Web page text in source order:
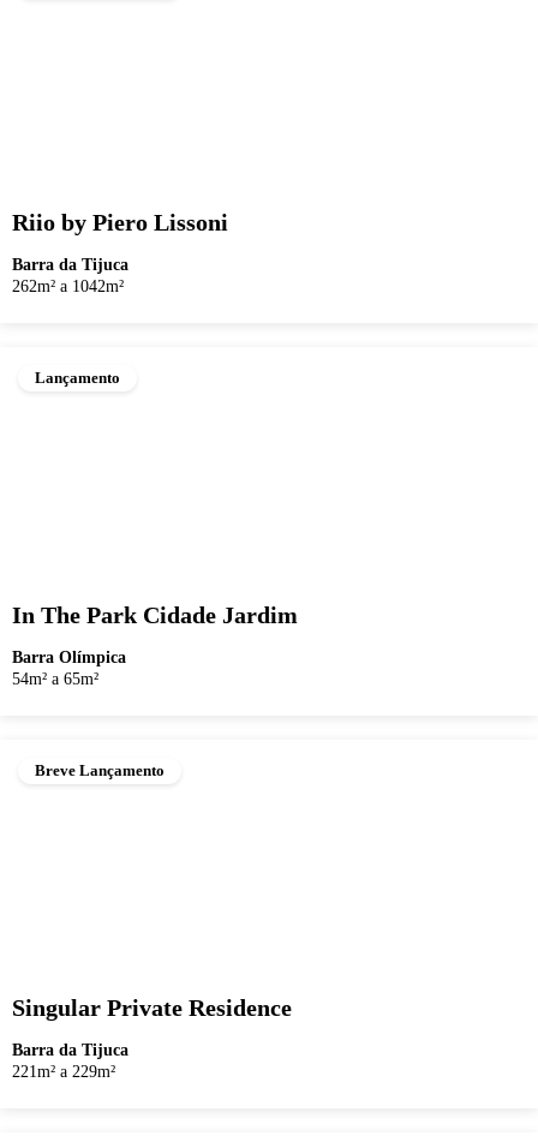
Riio by Piero Lissoni
Barra da Tijuca
262m² a 1042m²
Lançamento
In The Park Cidade Jardim
Barra Olímpica
54m² a 65m²
Breve Lançamento
Singular Private Residence
Barra da Tijuca
221m² a 229m²